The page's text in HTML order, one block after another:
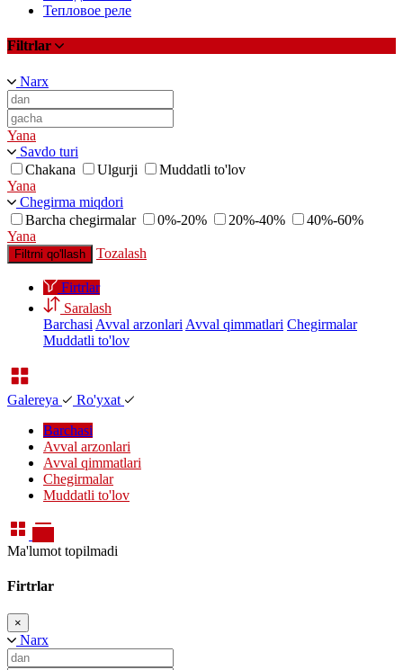
Тепловое реле
Filtrlar
Narx
Yana
Savdo turi
Chakana
Ulgurji
Muddatli to'lov
Yana
Chegirma miqdori
Barcha chegirmalar
0%-20% 20%-40%
40%-60%
Yana
Filtrni qo'llash Tozalash
Firtrlar
Saralash
Barchasi Avval arzonlari Avval qimmatlari Chegirmalar
Muddatli to'lov
Galereya
Ro'yxat
Barchasi
Avval arzonlari
Avval qimmatlari
Chegirmalar
Muddatli to'lov
Ma'lumot topilmadi
Firtrlar
×
Narx